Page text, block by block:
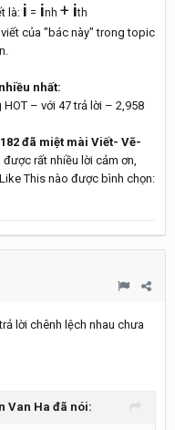
là: i = inh + ith
của "bác này" trong topic
nhất:
– với 47 trả lời – 2,958
đã miệt mài Viết- Vẽ-
được rất nhiều lời cảm ơn,
This nào được bình chọn:
lời chênh lệch nhau chưa
Van Ha đã nói: